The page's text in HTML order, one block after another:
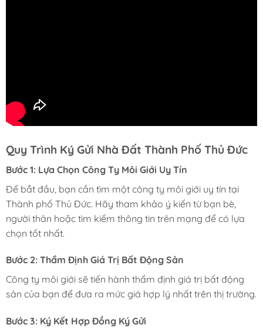
Quy Trình Ký Gửi Nhà Đất Thành Phố Thủ Đức
Bước 1: Lựa Chọn Công Ty Môi Giới Uy Tín
Để bắt đầu, bạn cần tìm một công ty môi giới uy tín tại
Thành phố Thủ Đức. Hãy tham khảo ý kiến từ bạn bè,
người thân hoặc tìm kiếm thông tin trên mạng để có lựa
chọn tốt nhất.
Bước 2: Thẩm Định Giá Trị Bất Động Sản
Công ty môi giới sẽ tiến hành thẩm định giá trị bất động
sản của bạn để đưa ra mức giá hợp lý nhất trên thị trường.
Bước 3: Ký Kết Hợp Đồng Ký Gửi